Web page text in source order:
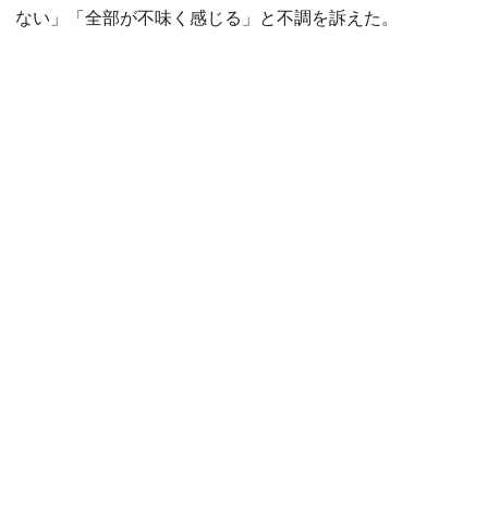
ない」「全部が不味く感じる」と不調を訴えた。